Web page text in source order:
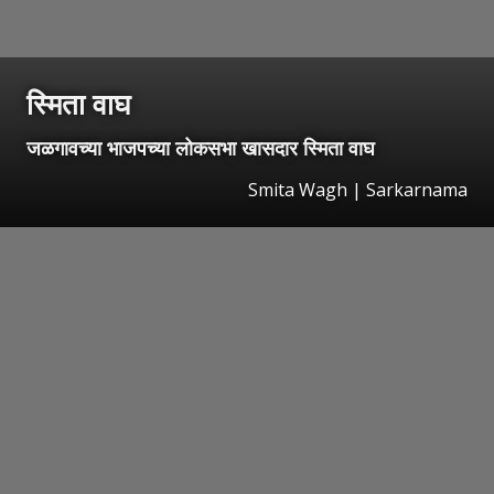
स्मिता वाघ
जळगावच्या भाजपच्या लोकसभा खासदार स्मिता वाघ
Smita Wagh | Sarkarnama